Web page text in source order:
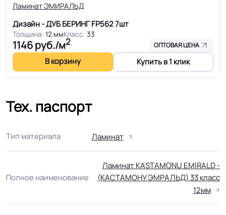
Ламинат ЭМИРАЛЬД
Дизайн - ДУБ БЕРИНГ FP5627шт
Толщина: 12 ммКласс: 33
1146руб./м2 ОПТОВАЯ ЦЕНА
В корзину Купить в 1 клик
Тех. паспорт
Тип материала Ламинат
Полное наименование
Ламинат KASTAMONU EMIRALD -
(КАСТАМОНУ ЭМРАЛЬД) 33 класс
12мм